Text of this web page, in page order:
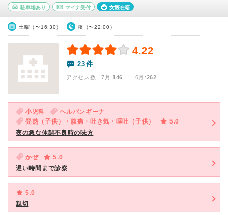
駐車場あり マイナ受付 女医在籍
土曜（〜16:30） 夜（〜22:00）
4.22
23件
アクセス数 7月:146 | 6月:262
小児科
ヘルパンギーナ
発熱（子供）・腹痛・吐き気・嘔吐（子供）
5.0
夜の急な体調不良時の味方
かぜ
5.0
遅い時間まで診察
5.0
親切